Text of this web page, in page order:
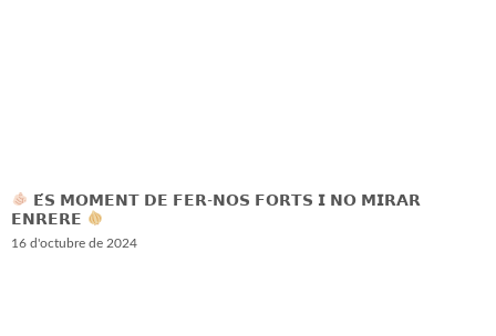
𝗘́𝗦 𝗠𝗢𝗠𝗘𝗡𝗧 𝗗𝗘 𝗙𝗘𝗥-𝗡𝗢𝗦 𝗙𝗢𝗥𝗧𝗦 𝗜 𝗡𝗢 𝗠𝗜𝗥𝗔𝗥
𝗘𝗡𝗥𝗘𝗥𝗘
16 d'octubre de 2024